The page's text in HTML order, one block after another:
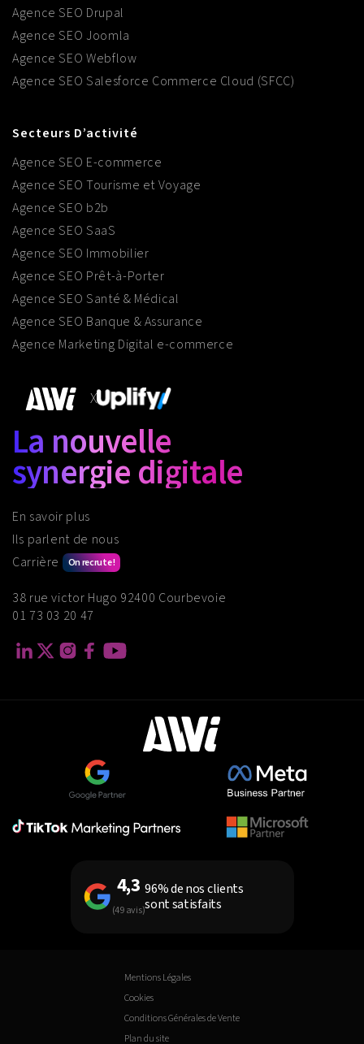
Agence SEO Drupal
Agence SEO Joomla
Agence SEO Webflow
Agence SEO Salesforce Commerce Cloud (SFCC)
Secteurs D’activité
Agence SEO E-commerce
Agence SEO Tourisme et Voyage
Agence SEO b2b
Agence SEO SaaS
Agence SEO Immobilier
Agence SEO Prêt-à-Porter
Agence SEO Santé & Médical
Agence SEO Banque & Assurance
Agence Marketing Digital e-commerce
X
La nouvelle
synergie digitale
En savoir plus
Ils parlent de nous
Carrière
On recrute !
38 rue victor Hugo 92400 Courbevoie
01 73 03 20 47
4,3
(49 avis)
96% de nos clients
sont satisfaits
Mentions Légales
Cookies
Conditions Générales de Vente
Plan du site